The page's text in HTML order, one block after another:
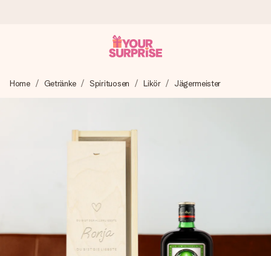
Wir bereiten dein Geschenk sorgfältig vor und schicken es
blitzschnell – damit du es genau zum richtigen Zeitpunkt
die wir versenden).
Home Getränke Spirituosen Likör Jägermeister